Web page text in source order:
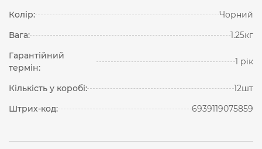
Колір:
Чорний
Вага:
1.25кг
Гарантійний
термін:
1 рік
Кількість у коробі:
12шт
Штрих-код:
6939119075859